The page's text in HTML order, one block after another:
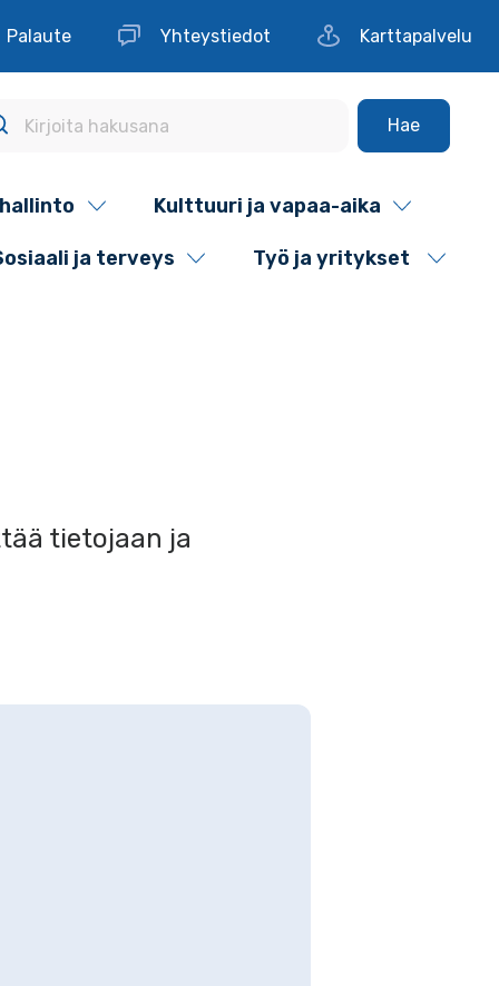
Palaute Yhteystiedot Karttapalvelu
Hae
Kulttuuri ja vapaa-aika
ja terveys Työ ja yritykset
tietojaan ja